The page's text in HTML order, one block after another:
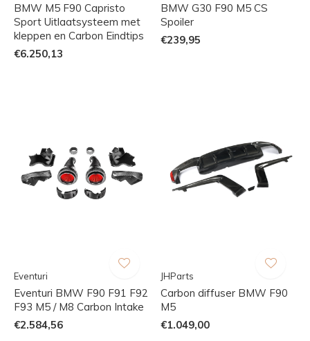
BMW M5 F90 Capristo
Sport Uitlaatsysteem met
kleppen en Carbon Eindtips
€6.250,13
BMW G30 F90 M5 CS
Spoiler
€239,95
Eventuri
Eventuri BMW F90 F91 F92
F93 M5 / M8 Carbon Intake
€2.584,56
JHParts
Carbon diffuser BMW F90
M5
€1.049,00